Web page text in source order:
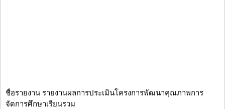
ชื่อรายงาน รายงานผลการประเมินโครงการพัฒนาคุณภาพการ
จัดการศึกษาเรียนรวม